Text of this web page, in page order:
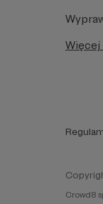
Crowd8